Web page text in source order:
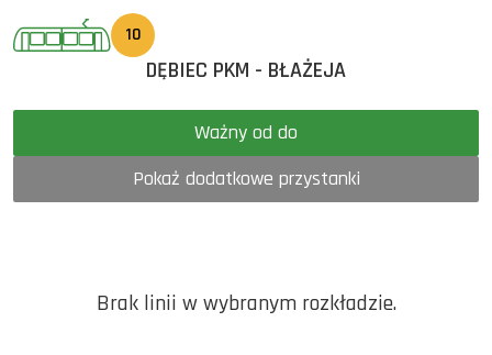
10
DĘBIEC PKM - BŁAŻEJA
Ważny od do
Pokaż dodatkowe przystanki
Brak linii w wybranym rozkładzie.